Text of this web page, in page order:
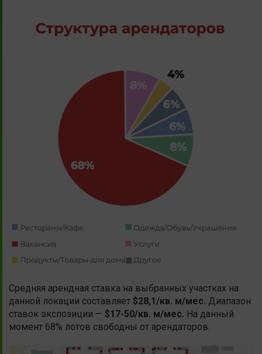
Средняя арендная ставка на выбранных участках на
данной локации составляет $28,1/кв. м/мес. Диапазон
ставок экспозиции — $17-50/кв. м/мес. На данный
момент 68% лотов свободны от арендаторов.